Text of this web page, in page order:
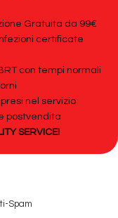
Gratuita da 99€
certificate
con tempi normali
nel servizio
postvendita
SERVICE!
Spam